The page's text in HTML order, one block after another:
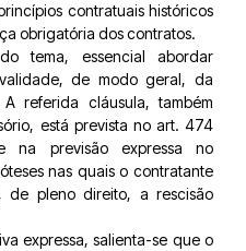
contratuais históricos
obrigatória dos contratos.
tema, essencial abordar
de modo geral, da
referida cláusula, também
está prevista no art. 474
na previsão expressa no
nas quais o contratante
de pleno direito, a rescisão
expressa, salienta-se que o